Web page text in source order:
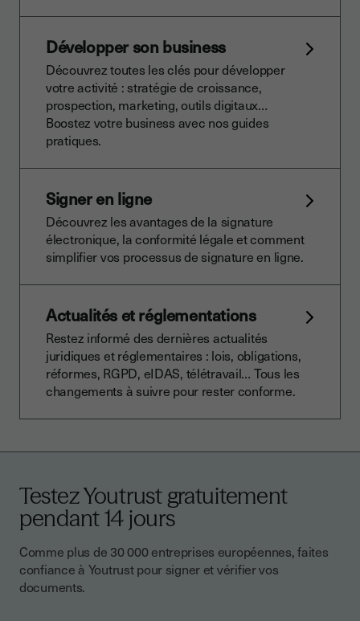
Développer son business
Découvrez toutes les clés pour développer
votre activité : stratégie de croissance,
prospection, marketing, outils digitaux…
Boostez votre business avec nos guides
pratiques.
Signer en ligne
Découvrez les avantages de la signature
électronique, la conformité légale et comment
simplifier vos processus de signature en ligne.
Actualités et réglementations
Restez informé des dernières actualités
juridiques et réglementaires : lois, obligations,
réformes, RGPD, eIDAS, télétravail… Tous les
changements à suivre pour rester conforme.
Testez Youtrust gratuitement
pendant 14 jours
Comme plus de 30 000 entreprises européennes, faites
confiance à Youtrust pour signer et vérifier vos
documents.